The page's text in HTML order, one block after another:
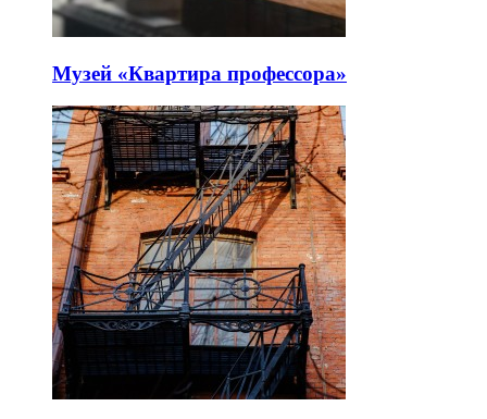
Музей «Квартира профессора»